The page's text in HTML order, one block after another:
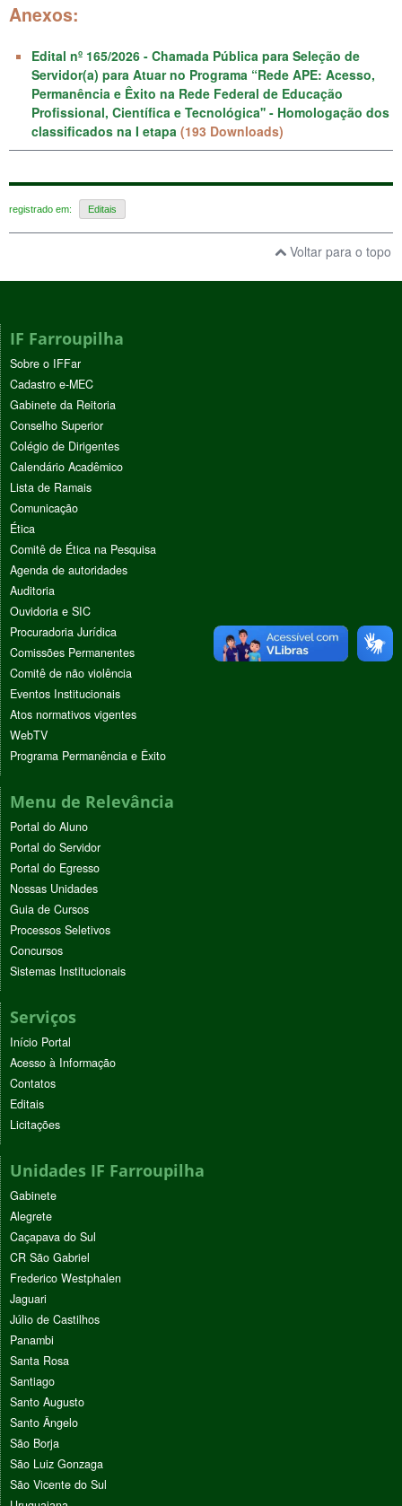
Anexos:
Edital nº 165/2026 - Chamada Pública para Seleção de
Servidor(a) para Atuar no Programa “Rede APE: Acesso,
Permanência e Êxito na Rede Federal de Educação
Profissional, Científica e Tecnológica'' - Homologação dos
classificados na I etapa (193 Downloads)
registrado em: Editais
Voltar para o topo
IF Farroupilha
Sobre o IFFar
Cadastro e-MEC
Gabinete da Reitoria
Conselho Superior
Colégio de Dirigentes
Calendário Acadêmico
Lista de Ramais
Comunicação
Ética
Comitê de Ética na Pesquisa
Agenda de autoridades
Auditoria
Ouvidoria e SIC
Procuradoria Jurídica
Comissões Permanentes
Comitê de não violência
Eventos Institucionais
Atos normativos vigentes
WebTV
Programa Permanência e Êxito
Menu de Relevância
Portal do Aluno
Portal do Servidor
Portal do Egresso
Nossas Unidades
Guia de Cursos
Processos Seletivos
Concursos
Sistemas Institucionais
Serviços
Início Portal
Acesso à Informação
Contatos
Editais
Licitações
Unidades IF Farroupilha
Gabinete
Alegrete
Caçapava do Sul
CR São Gabriel
Frederico Westphalen
Jaguari
Júlio de Castilhos
Panambi
Santa Rosa
Santiago
Santo Augusto
Santo Ângelo
São Borja
São Luiz Gonzaga
São Vicente do Sul